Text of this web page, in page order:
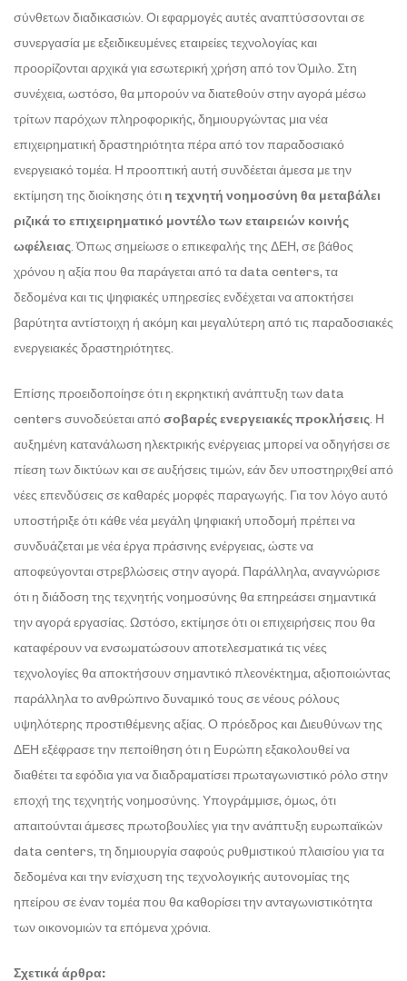
σύνθετων διαδικασιών. Οι εφαρμογές αυτές αναπτύσσονται σε
συνεργασία με εξειδικευμένες εταιρείες τεχνολογίας και
προορίζονται αρχικά για εσωτερική χρήση από τον Όμιλο. Στη
συνέχεια, ωστόσο, θα μπορούν να διατεθούν στην αγορά μέσω
τρίτων παρόχων πληροφορικής, δημιουργώντας μια νέα
επιχειρηματική δραστηριότητα πέρα από τον παραδοσιακό
ενεργειακό τομέα. Η προοπτική αυτή συνδέεται άμεσα με την
εκτίμηση της διοίκησης ότιη τεχνητή νοημοσύνη θα μεταβάλει
ριζικά το επιχειρηματικό μοντέλο των εταιρειών κοινής
ωφέλειας. Όπως σημείωσε ο επικεφαλής της ΔΕΗ, σε βάθος
χρόνου η αξία που θα παράγεται από τα data centers, τα
δεδομένα και τις ψηφιακές υπηρεσίες ενδέχεται να αποκτήσει
βαρύτητα αντίστοιχη ή ακόμη και μεγαλύτερη από τις παραδοσιακές
ενεργειακές δραστηριότητες.
Επίσης προειδοποίησε ότι η εκρηκτική ανάπτυξη των data
centers συνοδεύεται απόσοβαρές ενεργειακές προκλήσεις. Η
αυξημένη κατανάλωση ηλεκτρικής ενέργειας μπορεί να οδηγήσει σε
πίεση των δικτύων και σε αυξήσεις τιμών, εάν δεν υποστηριχθεί από
νέες επενδύσεις σε καθαρές μορφές παραγωγής. Για τον λόγο αυτό
υποστήριξε ότι κάθε νέα μεγάλη ψηφιακή υποδομή πρέπει να
συνδυάζεται με νέα έργα πράσινης ενέργειας, ώστε να
αποφεύγονται στρεβλώσεις στην αγορά. Παράλληλα, αναγνώρισε
ότι η διάδοση της τεχνητής νοημοσύνης θα επηρεάσει σημαντικά
την αγορά εργασίας. Ωστόσο, εκτίμησε ότι οι επιχειρήσεις που θα
καταφέρουν να ενσωματώσουν αποτελεσματικά τις νέες
τεχνολογίες θα αποκτήσουν σημαντικό πλεονέκτημα, αξιοποιώντας
παράλληλα το ανθρώπινο δυναμικό τους σε νέους ρόλους
υψηλότερης προστιθέμενης αξίας. Ο πρόεδρος και Διευθύνων της
ΔΕΗ εξέφρασε την πεποίθηση ότι η Ευρώπη εξακολουθεί να
διαθέτει τα εφόδια για να διαδραματίσει πρωταγωνιστικό ρόλο στην
εποχή της τεχνητής νοημοσύνης. Υπογράμμισε, όμως, ότι
απαιτούνται άμεσες πρωτοβουλίες για την ανάπτυξη ευρωπαϊκών
data centers, τη δημιουργία σαφούς ρυθμιστικού πλαισίου για τα
δεδομένα και την ενίσχυση της τεχνολογικής αυτονομίας της
ηπείρου σε έναν τομέα που θα καθορίσει την ανταγωνιστικότητα
των οικονομιών τα επόμενα χρόνια.
Σχετικά άρθρα: